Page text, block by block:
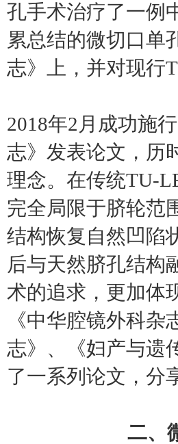
孔手术治疗了一例
累总结的微切口单
志》上，并对现行
2018年2月成功施
志》发表论文，历
理念。在传统TU-
完全局限于脐轮范
结构恢复自然凹陷
后与天然脐孔结构
术的追求，更加体
《中华腔镜外科
志》、《妇产与遗
了一系列论文，分
二、